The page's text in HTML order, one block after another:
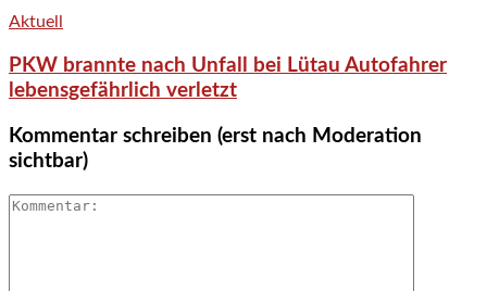
Aktuell
PKW brannte nach Unfall bei Lütau Autofahrer
lebensgefährlich verletzt
Kommentar schreiben (erst nach Moderation
sichtbar)